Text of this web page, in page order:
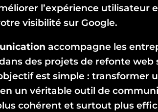
l’expérience utilisateur
visibilité sur Google.
accompagne les
des projets de refonte web
est simple : transformer
un véritable outil de
cohérent et surtout plus